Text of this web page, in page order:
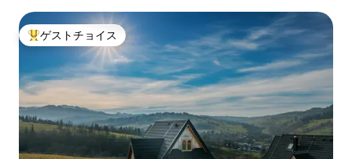
大好評のゲストチョイスです。
ゲストチョイス